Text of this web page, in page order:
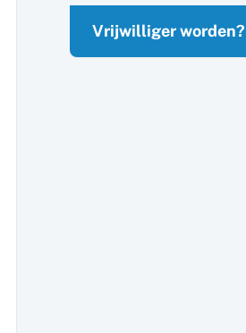
Vrijwilliger worden?